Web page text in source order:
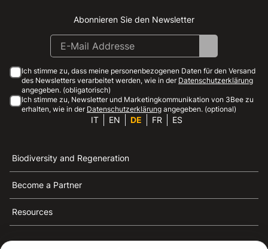
Instagram
Facebook
Linkedin
Youtube
Abonnieren Sie den Newsletter
Ich stimme zu, dass meine personenbezogenen Daten für den Versand
des Newsletters verarbeitet werden, wie in der Datenschutzerklärung
angegeben. (obligatorisch)
Ich stimme zu, Newsletter und Marketingkommunikation von 3Bee zu
erhalten, wie in der Datenschutzerklärung angegeben. (optional)
IT EN DE FR ES
Biodiversity and Regeneration
Become a Partner
Resources